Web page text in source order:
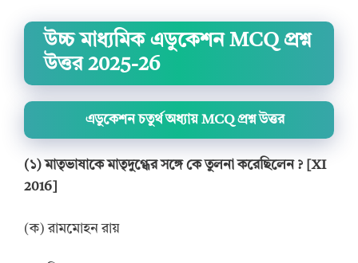
উচ্চ মাধ্যমিক এডুকেশন MCQ প্রশ্ন
উত্তর 2025-26
এডুকেশন চতুর্থ অধ্যায় MCQ প্রশ্ন উত্তর
(১)মাতৃভাষাকে মাতৃদুগ্ধের সঙ্গে কেতুলনা করেছিলেন ? [XI
2016]
(ক) রামমোহন রায়